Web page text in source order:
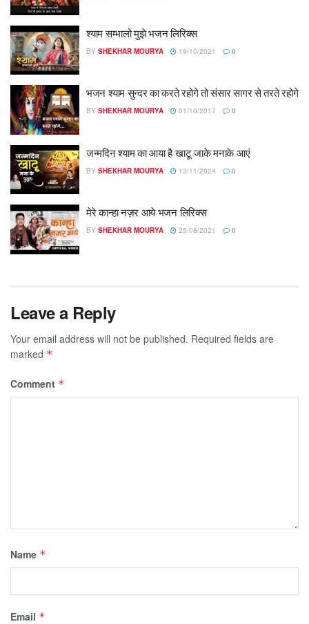
श्याम सम्भालो मुझे भजन लिरिक्स
BY SHEKHAR MOURYA 19/10/2021 0
भजन श्याम सुन्दर का करते रहोगे तो संसार सागर से तरते रहोगे
BY SHEKHAR MOURYA 01/10/2017 0
जन्मदिन श्याम का आया है खाटू जाके मनाके आएं
BY SHEKHAR MOURYA 13/11/2024 0
मेरे कान्हा नज़र आये भजन लिरिक्स
BY SHEKHAR MOURYA 25/08/2021 0
Leave a Reply
Your email address will not be published. Required fields are
marked *
Comment *
Name *
Email *